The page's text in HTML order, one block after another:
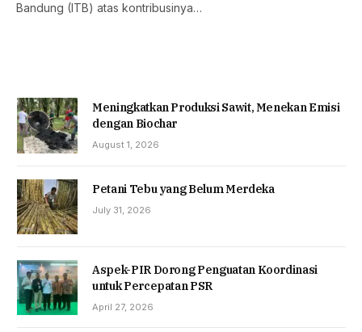
Bandung (ITB) atas kontribusinya…
Meningkatkan Produksi Sawit, Menekan Emisi
dengan Biochar
August 1, 2026
Petani Tebu yang Belum Merdeka
July 31, 2026
Aspek-PIR Dorong Penguatan Koordinasi
untuk Percepatan PSR
April 27, 2026